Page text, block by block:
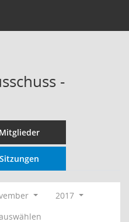
-
Mitglieder
Sitzungen
2017